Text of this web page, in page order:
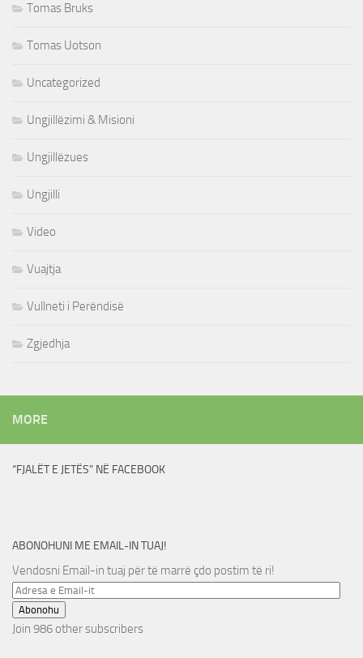
Tomas Bruks
Tomas Uotson
Uncategorized
Ungjillëzimi & Misioni
Ungjillëzues
Ungjilli
Video
Vuajtja
Vullneti i Perëndisë
Zgjedhja
MORE
“FJALËT E JETËS” NË FACEBOOK
ABONOHUNI ME EMAIL-IN TUAJ!
Vendosni Email-in tuaj për të marrë çdo postim të ri!
Adresa
e
Email-
Abonohu
Join 986 other subscribers